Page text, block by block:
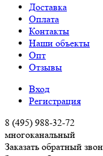
Доставка
Оплата
Контакты
Наши объекты
Опт
Отзывы
Вход
Регистрация
8 (495) 988-32-72
многоканальный
Заказать обратный